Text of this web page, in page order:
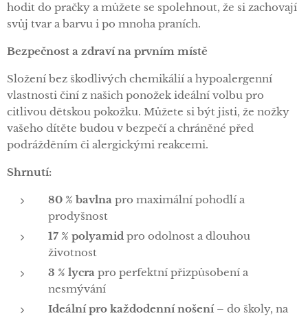
hodit do pračky a můžete se spolehnout, že si zachovají
svůj tvar a barvu i po mnoha praních.
Bezpečnost a zdraví na prvním místě
Složení bez škodlivých chemikálií a hypoalergenní
vlastnosti činí z našich ponožek ideální volbu pro
citlivou dětskou pokožku. Můžete si být jisti, že nožky
vašeho dítěte budou v bezpečí a chráněné před
podrážděním či alergickými reakcemi.
Shrnutí:
80 % bavlna pro maximální pohodlí a
prodyšnost
17 % polyamid pro odolnost a dlouhou
životnost
3 % lycra pro perfektní přizpůsobení a
nesmývání
Ideální pro každodenní nošení– do školy, na